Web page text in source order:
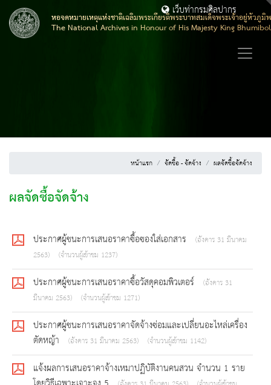
หอจดหมายเหตุแห่งชาติเฉลิมพระเกียรติพระบาทสมเด็จพระเจ้าอยู่หัวภูมิ
The National Archives in Honour of His Majesty King
เว็บท่ากรมศิลปากร
หน้าแรก จัดซื้อ - จัดจ้าง ผลจัดซื้อจัดจ้าง
ผลจัดซื้อจัดจ้าง
ประกาศผู้ชนะการเสนอราคาซื้อซองใส่เอกสาร
(อังคาร 31 มีนาคม
2563)
(จำนวนผู้เข้าชม 1237)
ประกาศผู้ชนะการเสนอราคาซื้อวัสดุคอมพิวเตอร์
(อังคาร 31
มีนาคม 2563)
(จำนวนผู้เข้าชม 1271)
ประกาศผู้ชนะการเสนอราคาจัดจ้างซ่อมและเปลี่ยนอะไหล่เครื่อง
ตัดหญ้า
(อังคาร 31 มีนาคม 2563) (จำนวนผู้เข้าชม 1142)
แจ้งผลการเสนอราคาจ้างเหมาปฏิบัติงานคนสวน จำนวน 1 ราย